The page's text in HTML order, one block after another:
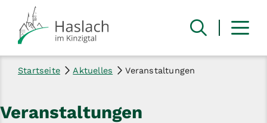
Startseite Aktuelles Veranstaltungen
Veranstaltungen